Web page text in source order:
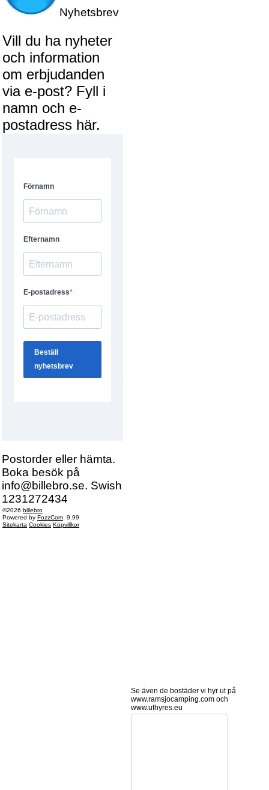
Nyhetsbrev
Vill du ha nyheter
och information
om erbjudanden
via e-post? Fyll i
namn och e-
postadress här.
Postorder eller hämta.
Boka besök på
info@billebro.se. Swish
1231272434
©2026 billebro
Powered by FozzCom 9.99
Sitekarta Cookies Köpvillkor
Se även de bostäder vi hyr ut på
www.ramsjocamping.com och
www.uthyres.eu